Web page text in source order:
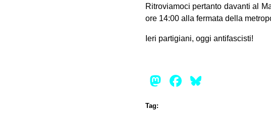
Ritroviamoci pertanto davanti al
ore 14:00 alla fermata della
Ieri partigiani, oggi antifascisti!
Mastodon
Facebook
Tag: